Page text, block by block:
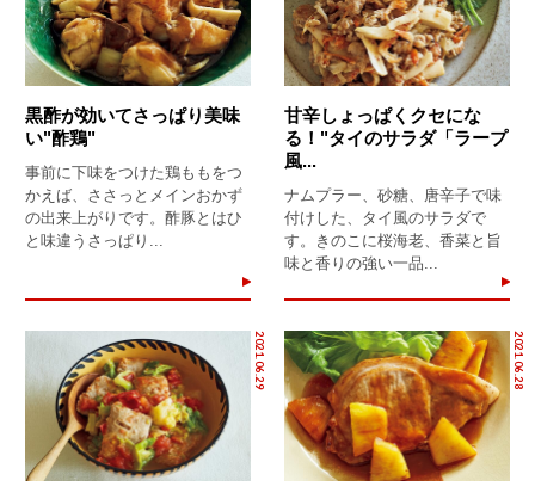
黒酢が効いてさっぱり美味
い"酢鶏"
事前に下味をつけた鶏ももをつ
かえば、ささっとメインおかず
の出来上がりです。酢豚とはひ
と味違うさっぱり...
甘辛しょっぱくクセにな
る！"タイのサラダ「ラープ
風...
ナムプラー、砂糖、唐辛子で味
付けした、タイ風のサラダで
す。きのこに桜海老、香菜と旨
味と香りの強い一品...
2021.06.29 2021.06.28